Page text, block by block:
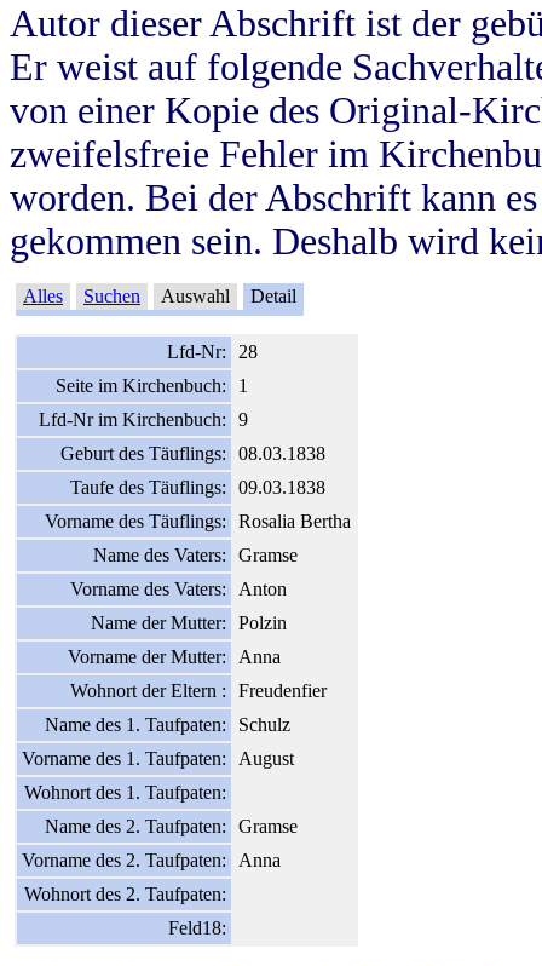
Autor dieser Abschrift ist der
Er weist auf folgende
von einer Kopie des Original-
zweifelsfreie Fehler im
worden. Bei der Abschrift kann
gekommen sein. Deshalb wird
Alles Suchen Auswahl Detail
Lfd-Nr:
28
Seite im Kirchenbuch:
1
Lfd-Nr im Kirchenbuch:
9
Geburt des Täuflings:
08.03.1838
Taufe des Täuflings:
09.03.1838
Vorname des Täuflings:
Rosalia Bertha
Name des Vaters:
Gramse
Vorname des Vaters:
Anton
Name der Mutter:
Polzin
Vorname der Mutter:
Anna
Wohnort der Eltern :
Freudenfier
Name des 1. Taufpaten:
Schulz
Vorname des 1. Taufpaten:
August
Wohnort des 1. Taufpaten:
Name des 2. Taufpaten:
Gramse
Vorname des 2. Taufpaten:
Anna
Wohnort des 2. Taufpaten:
Feld18: